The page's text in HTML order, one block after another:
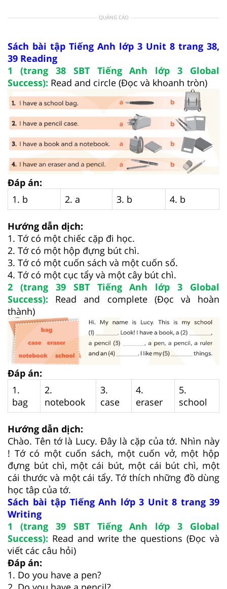
QUẢNG CÁO
Sách bài tập Tiếng Anh lớp 3 Unit 8 trang 38,
39 Reading
1 (trang 38 SBT Tiếng Anh lớp 3 Global
Success): Read and circle (Đọc và khoanh tròn)
Đáp án:
1. b
2. a 3. b 4. b
Hướng dẫn dịch:
1. Tớ có một chiếc cặp đi học.
2. Tớ có một hộp đựng bút chì.
3. Tớ có một cuốn sách và một cuốn sổ.
4. Tớ có một cục tẩy và một cây bút chì.
2 (trang 39 SBT Tiếng Anh lớp 3 Global
Success): Read and complete (Đọc và hoàn
thành)
Đáp án:
1.
bag
2.
notebook
3.
case
4.
eraser
5.
school
Hướng dẫn dịch:
Chào. Tên tớ là Lucy. Đây là cặp của tớ. Nhìn này
! Tớ có một cuốn sách, một cuốn vở, một hộp
đựng bút chì, một cái bút, một cái bút chì, một
cái thước và một cái tẩy. Tớ thích những đồ dùng
học tâp của tớ.
Sách bài tập Tiếng Anh lớp 3 Unit 8 trang 39
Writing
1 (trang 39 SBT Tiếng Anh lớp 3 Global
Success): Read and write the questions (Đọc và
viết các câu hỏi)
Đáp án:
1. Do you have a pen?